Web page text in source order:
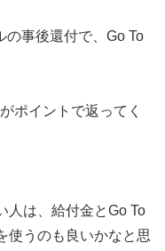
事後還付で、Go To
ポイントで返ってく
人は、給付金とGo To
使うのも良いかなと思